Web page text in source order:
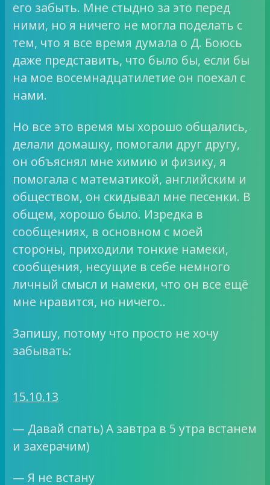
его забыть. Мне стыдно за это перед
ними, но я ничего не могла поделать с
тем, что я все время думала о Д. Боюсь
даже представить, что было бы, если бы
на мое восемнадцатилетие он поехал с
нами.
Но все это время мы хорошо общались,
делали домашку, помогали друг другу,
он объяснял мне химию и физику, я
помогала с математикой, английским и
обществом, он скидывал мне песенки. В
общем, хорошо было. Изредка в
сообщениях, в основном с моей
стороны, приходили тонкие намеки,
сообщения, несущие в себе немного
личный смысл и намеки, что он все ещё
мне нравится, но ничего..
Запишу, потому что просто не хочу
забывать:
15.10.13
— Давай спать) А завтра в 5 утра встанем
и захерачим)
— Я не встану